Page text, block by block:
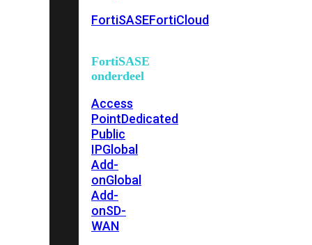
FortiSASEFortiCloud
FortiSASE
onderdeel
Access
PointDedicated
Public
IPGlobal
Add-
onGlobal
Add-
onSD-
WAN